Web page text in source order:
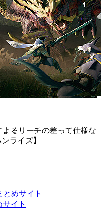
よるリーチの差って仕様な
ライズ】
とめサイト
サイト